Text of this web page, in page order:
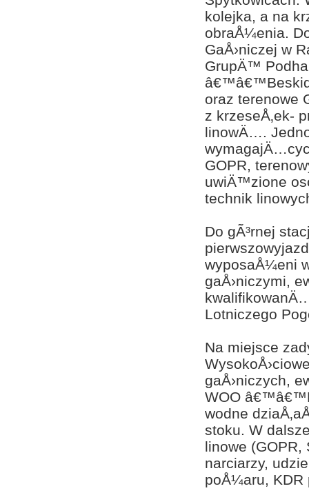
kolejka, a na
obraÅ¼enia.
GaÅ›niczej w
GrupÄ™
oraz terenowe
z krzeseÅ‚ek-
linowÄ….
GOPR,
uwiÄ™zione
technik
Do gÃ³rnej
wyposaÅ¼eni
gaÅ›niczymi,
Lotniczego
Na miejsce
gaÅ›niczych,
WOO
wodne
stoku. W
linowe (GOPR,
narciarzy,
poÅ¼aru, KDR